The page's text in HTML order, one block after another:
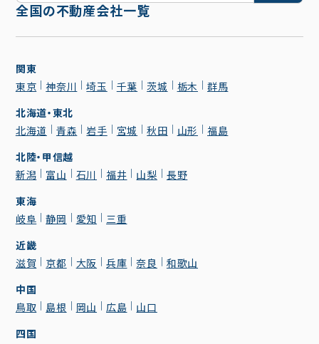
全国の不動産会社一覧
関東
東京
神奈川 埼玉 千葉 茨城 栃木
群馬
北海道・東北
北海道
青森 岩手 宮城 秋田 山形
福島
北陸・甲信越
新潟
富山 石川 福井 山梨
長野
東海
岐阜
静岡 愛知
三重
近畿
滋賀
京都 大阪 兵庫 奈良
和歌山
中国
鳥取
島根 岡山 広島
山口
四国